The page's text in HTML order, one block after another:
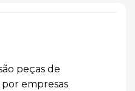
peças de
empresas